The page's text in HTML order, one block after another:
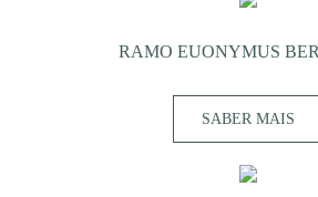
RAMO EUONYMUS
SABER MAIS